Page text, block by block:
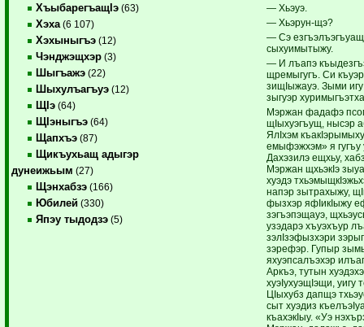
ХъыбарегъащIэ (63)
Хэха (6 107)
Хэхыныгъэ (12)
Чэнджэщхэр (3)
Шыгъажэ (22)
Шыхулъагъуэ (12)
ЩIэ (64)
ЩIэныгъэ (64)
Щапхъэ (87)
Щикъухьащ адыгэр
дунеижьым (27)
Щэнхабзэ (166)
Юбилей (330)
Япэу тыдодзэ (5)
— Хьэуэ.
— Хьэрун-щэ?
— Сэ
сыхуимытыжу.
— И лъапэ
щремыгугъ. Си
зищIыжауэ. Зыми
зыгуэр
Мэржан фадафэ
щIыхуэгъущ, нысэр
ЯлIхэм
емыфэжхэм» я
Дахэзилэ ещхьу,
Мэржан щхьэкIэ
хуэдэ
напэр зытрахыжу,
фызхэр яфIикIыжу
зэгъэпэщауэ,
узэдарэ хъуэхъур
зэлIзэфызхэри
зэрефэр. Гупыр
яхуэпсалъэхэр
Аркъэ, тутын
хуэIухуэщIэщи, уигу
ЦIыхубз дапщэ
сыт хуэдиз
къахэкIыу. «Уэ